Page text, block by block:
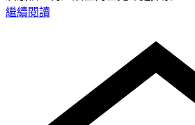
繼續閱讀